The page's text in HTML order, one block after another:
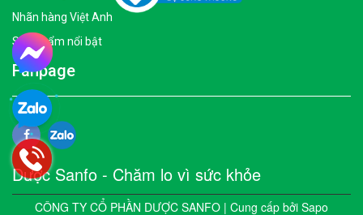
Nhãn hàng Việt Anh
Sản phẩm nổi bật
Fanpage
Dược Sanfo - Chăm lo vì sức khỏe
CÔNG TY CỔ PHẦN DƯỢC SANFO | Cung cấp bởi Sapo